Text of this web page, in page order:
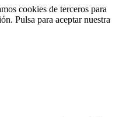
cookies de terceros para
Pulsa para aceptar nuestra